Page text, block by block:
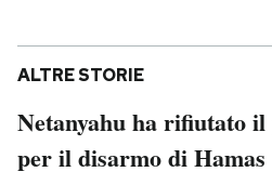
ALTRE STORIE
Netanyahu ha rifiutato
per il disarmo di Hamas